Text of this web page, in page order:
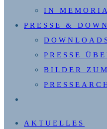
IN
PRESSE &
PRESSE
BILDER
AKTUELLES